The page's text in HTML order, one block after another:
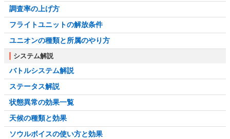
調査率の上げ方
フライトユニットの解放条件
ユニオンの種類と所属のやり方
システム解説
バトルシステム解説
ステータス解説
状態異常の効果一覧
天候の種類と効果
ソウルボイスの使い方と効果